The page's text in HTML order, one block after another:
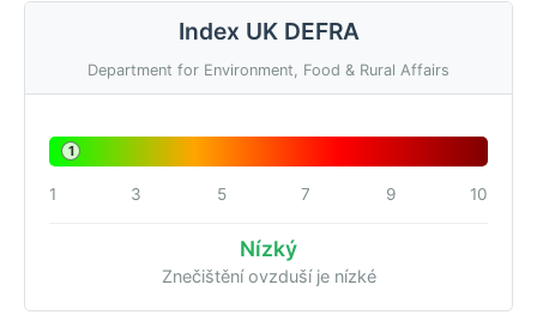
Index UK DEFRA
Department for Environment, Food & Rural Affairs
1
1 3 5 7 9 10
Nízký
Znečištění ovzduší je nízké